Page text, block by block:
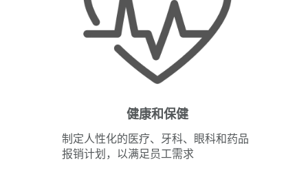
健康和保健
制定人性化的医疗、牙科、眼科和药品
报销计划，以满足员工需求